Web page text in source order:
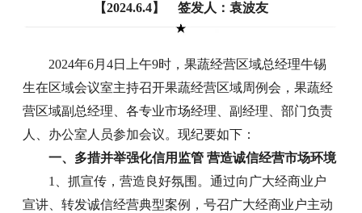
【2024.6.4】 签发人：袁波友
2024年6月4日上午9时，果蔬经营区域总经理牛锡
生在区域会议室主持召开果蔬经营区域周例会，果蔬经
营区域副总经理、各专业市场经理、副经理、部门负责
人、办公室人员参加会议。现纪要如下：
一、多措并举强化信用监管 营造诚信经营市场环境
1、抓宣传，营造良好氛围。通过向广大经商业户
宣讲、转发诚信经营典型案例，号召广大经商业户主动